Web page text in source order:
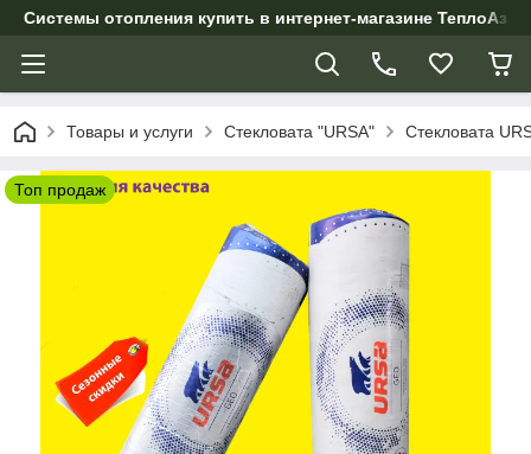
Системы отопления купить в интернет-магазине ТеплоАзии
Товары и услуги Стекловата "URSA" Стекловата
Топ продаж